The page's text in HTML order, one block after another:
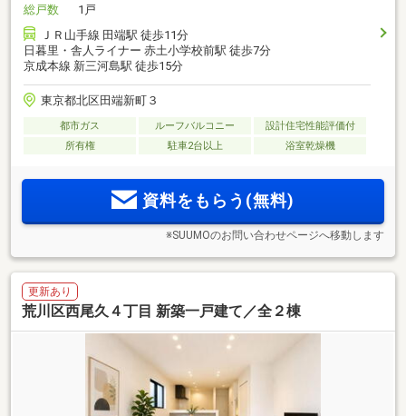
総戸数
1戸
ＪＲ山手線 田端駅 徒歩11分
日暮里・舎人ライナー 赤土小学校前駅 徒歩7分
京成本線 新三河島駅 徒歩15分
東京都北区田端新町３
都市ガス ルーフバルコニー
設計住宅性能評価付
所有権
駐車2台以上 浴室乾燥機
資料をもらう(無料)
※SUUMOのお問い合わせページへ移動します
更新あり
荒川区西尾久４丁目 新築一戸建て／全２棟